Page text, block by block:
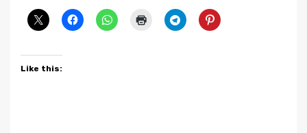
Like this: